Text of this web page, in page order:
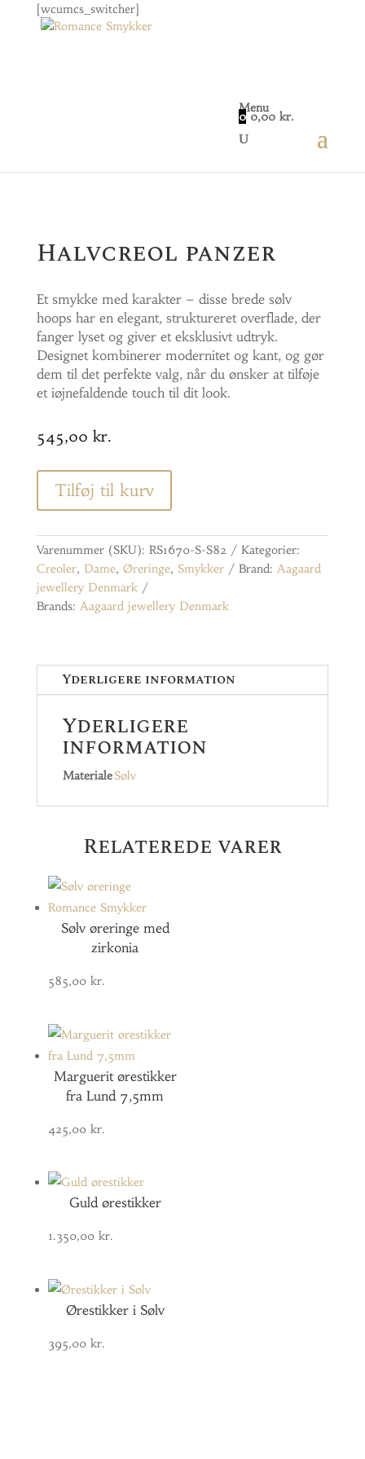
[wcumcs_switcher]
Menu
0 0,00kr.
/ Halvcreol panzer
Halvcreol panzer
Et smykke med karakter – disse brede sølv
hoops har en elegant, struktureret overflade, der
fanger lyset og giver et eksklusivt udtryk.
Designet kombinerer modernitet og kant, og gør
dem til det perfekte valg, når du ønsker at tilføje
et iøjnefaldende touch til dit look.
545,00 kr.
Tilføj til kurv
Varenummer (SKU): RS1670-S-S82
Kategorier:
Creoler, Dame, Øreringe, Smykker Brand: Aagaard
jewellery Denmark
Brands: Aagaard jewellery Denmark
Yderligere information
Yderligere
information
MaterialeSølv
Relaterede varer
Sølv øreringe med
zirkonia
585,00 kr.
Marguerit ørestikker
fra Lund 7,5mm
425,00 kr.
Guld ørestikker
1.350,00 kr.
Ørestikker i Sølv
395,00 kr.